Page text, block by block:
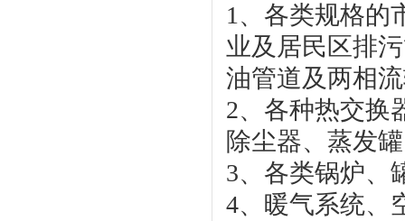
1、各类规格的
业及居民区排
油管道及两相
2、各种热交换
除尘器、蒸发
3、各类锅炉、
4、暖气系统、